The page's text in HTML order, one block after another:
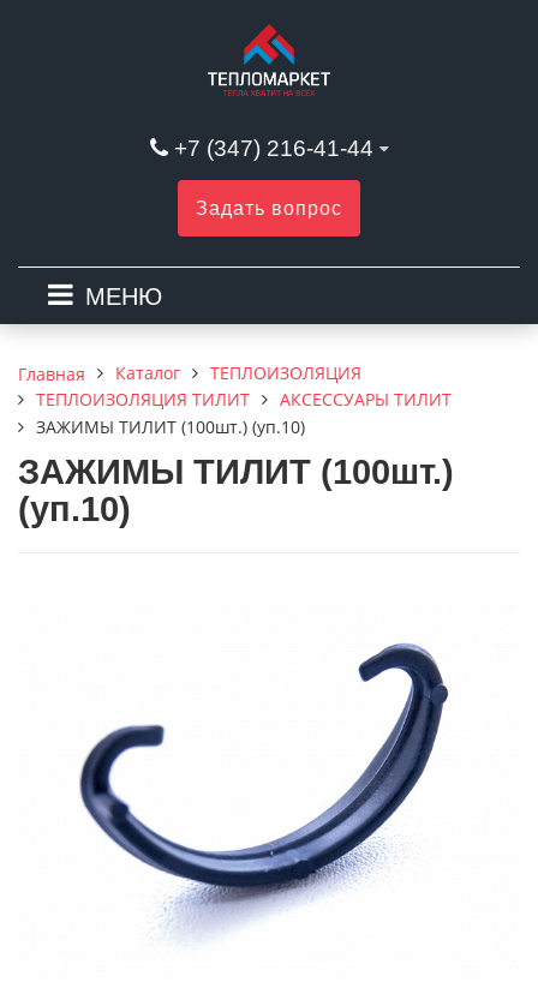
+7 (347) 216-41-44
Задать вопрос
МЕНЮ
Главная Каталог
ТЕПЛОИЗОЛЯЦИЯ
ТЕПЛОИЗОЛЯЦИЯ ТИЛИТ
АКСЕССУАРЫ ТИЛИТ
ЗАЖИМЫ ТИЛИТ (100шт.) (уп.10)
ЗАЖИМЫ ТИЛИТ (100шт.)
(уп.10)